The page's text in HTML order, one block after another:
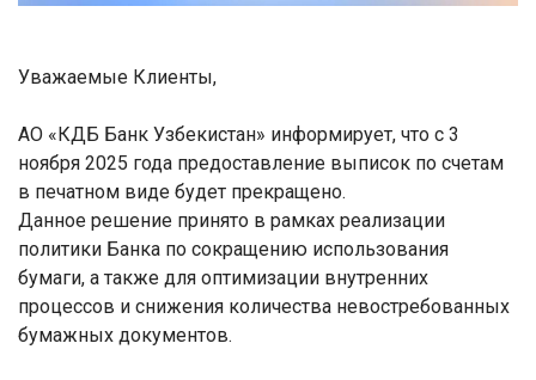
Уважаемые Клиенты,
АО «КДБ Банк Узбекистан» информирует, что с 3
ноября 2025 года предоставление выписок по счетам
в печатном виде будет прекращено.
Данное решение принято в рамках реализации
политики Банка по сокращению использования
бумаги, а также для оптимизации внутренних
процессов и снижения количества невостребованных
бумажных документов.